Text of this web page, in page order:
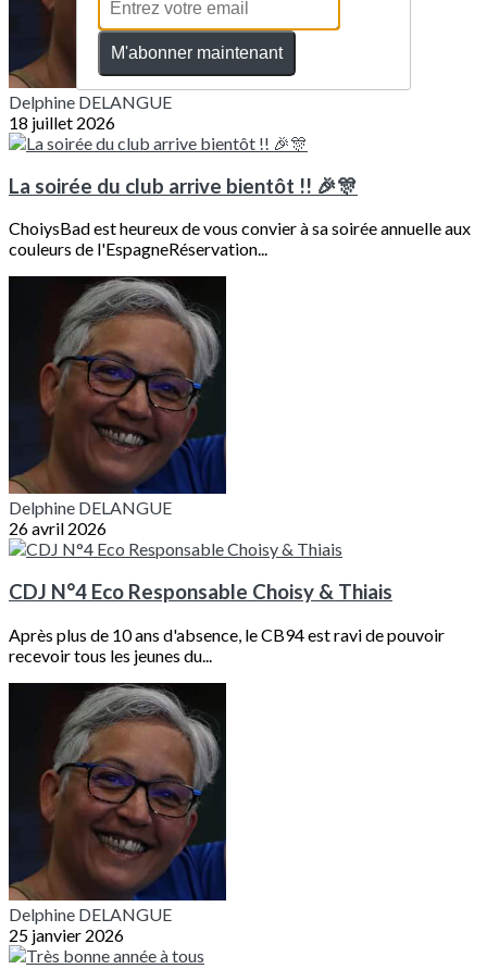
Delphine DELANGUE
18 juillet 2026
La soirée du club arrive bientôt !! 🎉🎊
ChoiysBad est heureux de vous convier à sa soirée annuelle aux
couleurs de l'EspagneRéservation...
Delphine DELANGUE
26 avril 2026
CDJ N°4 Eco Responsable Choisy & Thiais
Après plus de 10 ans d'absence, le CB94 est ravi de pouvoir
recevoir tous les jeunes du...
Delphine DELANGUE
25 janvier 2026
M'abonner maintenant